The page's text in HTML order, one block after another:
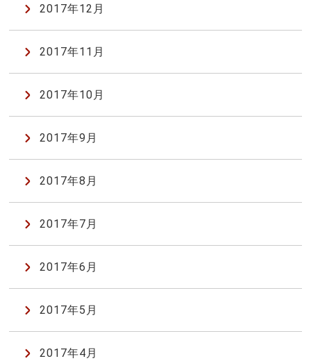
2017年12月
2017年11月
2017年10月
2017年9月
2017年8月
2017年7月
2017年6月
2017年5月
2017年4月